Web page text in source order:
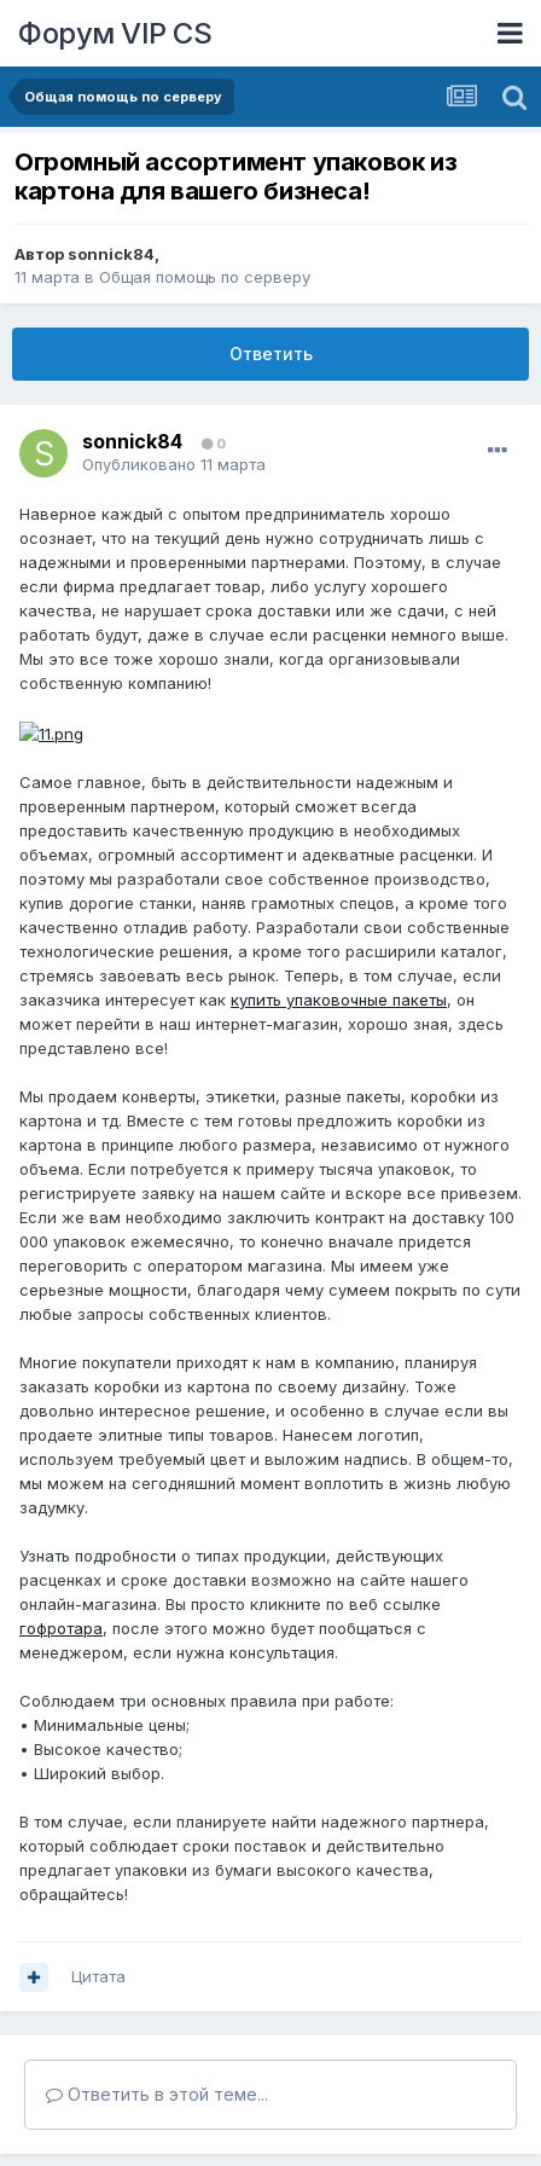
Форум VIP CS
Общая помощь по серверу
Огромный ассортимент упаковок из
картона для вашего бизнеса!
Автор sonnick84,
11 марта в Общая помощь по серверу
Ответить
sonnick84 0
Опубликовано 11 марта
Наверное каждый с опытом предприниматель хорошо
осознает, что на текущий день нужно сотрудничать лишь с
надежными и проверенными партнерами. Поэтому, в случае
если фирма предлагает товар, либо услугу хорошего
качества, не нарушает срока доставки или же сдачи, с ней
работать будут, даже в случае если расценки немного выше.
Мы это все тоже хорошо знали, когда организовывали
собственную компанию!
Самое главное, быть в действительности надежным и
проверенным партнером, который сможет всегда
предоставить качественную продукцию в необходимых
объемах, огромный ассортимент и адекватные расценки. И
поэтому мы разработали свое собственное производство,
купив дорогие станки, наняв грамотных спецов, а кроме того
качественно отладив работу. Разработали свои собственные
технологические решения, а кроме того расширили каталог,
стремясь завоевать весь рынок. Теперь, в том случае, если
заказчика интересует как купить упаковочные пакеты, он
может перейти в наш интернет-магазин, хорошо зная, здесь
представлено все!
Мы продаем конверты, этикетки, разные пакеты, коробки из
картона и тд. Вместе с тем готовы предложить коробки из
картона в принципе любого размера, независимо от нужного
объема. Если потребуется к примеру тысяча упаковок, то
регистрируете заявку на нашем сайте и вскоре все привезем.
Если же вам необходимо заключить контракт на доставку 100
000 упаковок ежемесячно, то конечно вначале придется
переговорить с оператором магазина. Мы имеем уже
серьезные мощности, благодаря чему сумеем покрыть по сути
любые запросы собственных клиентов.
Многие покупатели приходят к нам в компанию, планируя
заказать коробки из картона по своему дизайну. Тоже
довольно интересное решение, и особенно в случае если вы
продаете элитные типы товаров. Нанесем логотип,
используем требуемый цвет и выложим надпись. В общем-то,
мы можем на сегодняшний момент воплотить в жизнь любую
задумку.
Узнать подробности о типах продукции, действующих
расценках и сроке доставки возможно на сайте нашего
онлайн-магазина. Вы просто кликните по веб ссылке
гофротара, после этого можно будет пообщаться с
менеджером, если нужна консультация.
Соблюдаем три основных правила при работе:
• Минимальные цены;
• Высокое качество;
• Широкий выбор.
В том случае, если планируете найти надежного партнера,
который соблюдает сроки поставок и действительно
предлагает упаковки из бумаги высокого качества,
обращайтесь!
Цитата
Ответить в этой теме...